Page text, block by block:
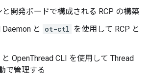
と開発ボードで構成される RCP の構築
と
ot-ctl を使用して RCP と
と OpenThread CLI を使用して Thread
で管理する